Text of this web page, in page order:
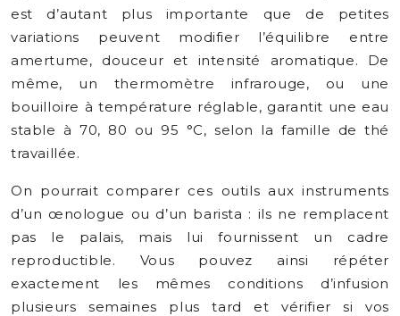
est d’autant plus importante que de petites
variations peuvent modifier l’équilibre entre
amertume, douceur et intensité aromatique. De
même, un thermomètre infrarouge, ou une
bouilloire à température réglable, garantit une eau
stable à 70, 80 ou 95 °C, selon la famille de thé
travaillée.
On pourrait comparer ces outils aux instruments
d’un œnologue ou d’un barista : ils ne remplacent
pas le palais, mais lui fournissent un cadre
reproductible. Vous pouvez ainsi répéter
exactement les mêmes conditions d’infusion
plusieurs semaines plus tard et vérifier si vos